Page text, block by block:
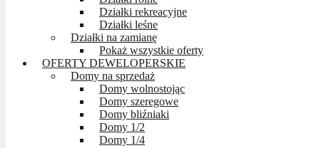
Działki rekreacyjne
Działki leśne
Działki na zamianę
Pokaż wszystkie oferty
OFERTY DEWELOPERSKIE
Domy na sprzedaż
Domy wolnostojąc
Domy szeregowe
Domy bliźniaki
Domy 1/2
Domy 1/4